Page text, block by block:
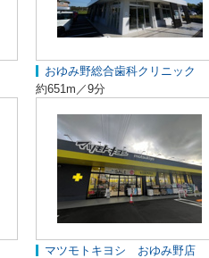
おゆみ野総合歯科クリニック
約651m／9分
マツモトキヨシ おゆみ野店